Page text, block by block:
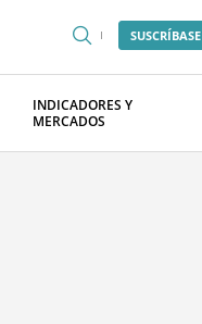
SUSCRÍBASE
INDICADORES Y
MERCADOS